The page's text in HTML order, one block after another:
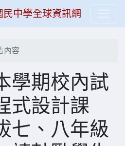
中學全球資訊網
內容
學期校內試
式設計課
七、八年級